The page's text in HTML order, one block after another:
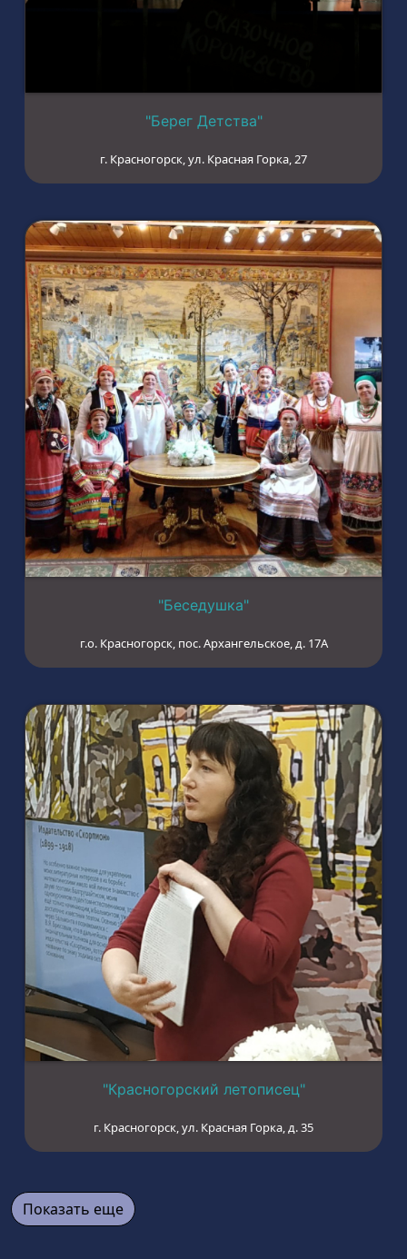
"Берег Детства"
г. Красногорск, ул. Красная Горка, 27
"Беседушка"
г.о. Красногорск, пос. Архангельское, д. 17А
"Красногорский летописец"
г. Красногорск, ул. Красная Горка, д. 35
Показать еще